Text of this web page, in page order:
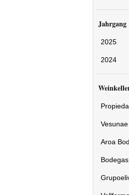
Jahrgang
2025
2024
Vesunae
Aroa